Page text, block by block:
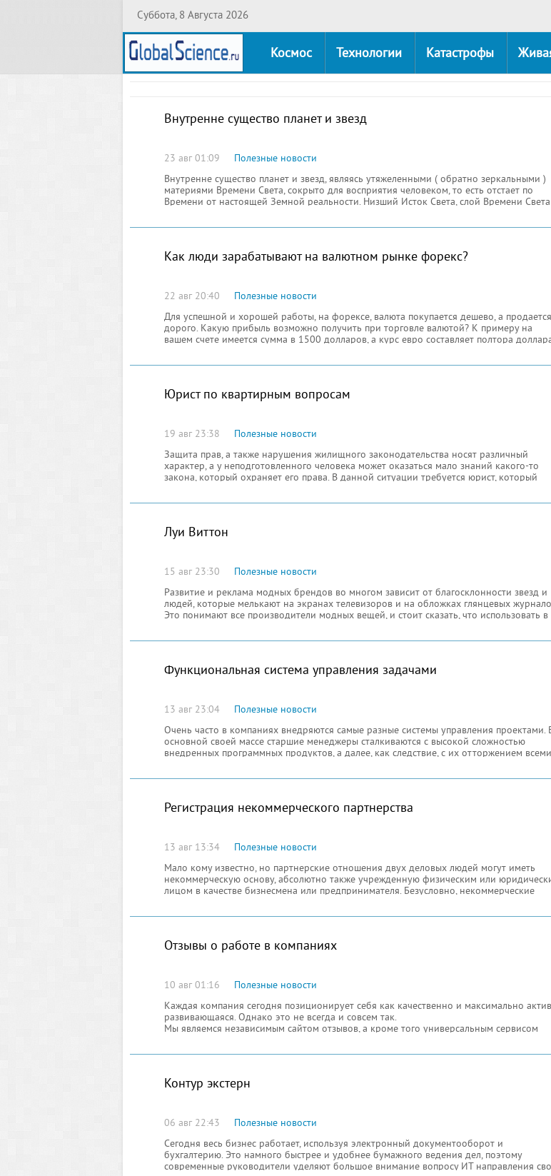
Суббота, 8 Августа 2026
Космос Технологии Катастрофы
Внутренне существо планет и звезд
23 авг 01:09
Полезные новости
Внутренне существо планет и звезд, являясь утяжеленными ( обратно зеркальными )
материями Времени Света, сокрыто для восприятия человеком, то есть отстает по
Времени от настоящей Земной реальности. Низший Исток Света, слой Времени Света
Света, состоящий из обратно зеркального и прямо зеркального Времени.
Как люди зарабатывают на валютном рынке форекс?
22 авг 20:40
Полезные новости
Для успешной и хорошей работы, на форексе, валюта покупается дешево, а продается
дорого. Какую прибыль возможно получить при торговле валютой? К примеру на
вашем счете имеется сумма в 1500 долларов, а курс евро составляет полтора
отношению к доллару в течение дня
Юрист по квартирным вопросам
19 авг 23:38
Полезные новости
Защита прав, а также нарушения жилищного законодательства носят различный
характер, а у неподготовленного человека может оказаться мало знаний какого-то
закона, который охраняет его права. В данной ситуации требуется юрист, который
Луи Виттон
15 авг 23:30
Полезные новости
Развитие и реклама модных брендов во многом зависит от благосклонности звезд и
людей, которые мелькают на экранах телевизоров и на обложках глянцевых
Это понимают все производители модных вещей, и стоит сказать, что использовать в
девятнадцатом веке, а может быть и раньше
Функциональная система управления задачами
13 авг 23:04
Полезные новости
Очень часто в компаниях внедряются самые разные системы управления проектами.
основной своей массе старшие менеджеры сталкиваются с высокой сложностью
внедренных программных продуктов, а далее, как следствие, с их отторжением всеми
своего рода трудности, именно потому с подобными системами хочет работать
Регистрация некоммерческого партнерства
13 авг 13:34
Полезные новости
Мало кому известно, но партнерские отношения двух деловых людей могут иметь
некоммерческую основу, абсолютно также учрежденную физическим или
лицом в качестве бизнесмена или предпринимателя. Безусловно, некоммерческие
носящими образовательный, социальный, культурный или научный характер
Отзывы о работе в компаниях
10 авг 01:16
Полезные новости
Каждая компания сегодня позиционирует себя как качественно и максимально
развивающаяся. Однако это не всегда и совсем так.
Мы являемся независимым сайтом отзывов, а кроме того универсальным сервисом
мы также работаем с ними, с каждым в отдельности. Если Ваш отзыв действительно
Контур экстерн
06 авг 22:43
Полезные новости
Сегодня весь бизнес работает, используя электронный документооборот и
бухгалтерию. Это намного быстрее и удобнее бумажного ведения дел, поэтому
современные руководители уделяют большое внимание вопросу ИТ направления